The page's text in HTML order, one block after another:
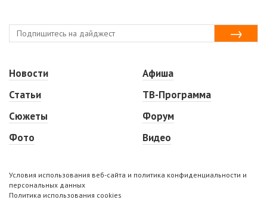
Новости
Статьи
Сюжеты
Фото
Афиша
ТВ-Программа
Форум
Видео
Условия использования веб-сайта и политика конфиденциальности и
персональных данных
Политика использования cookies